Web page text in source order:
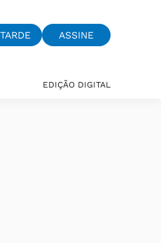
ASSINE
EDIÇÃO DIGITAL